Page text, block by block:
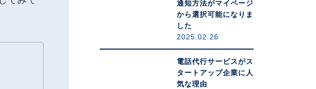
通知方法がマイページ
から選択可能になりま
した
2025.02.26
電話代行サービスがス
タートアップ企業に人
気な理由